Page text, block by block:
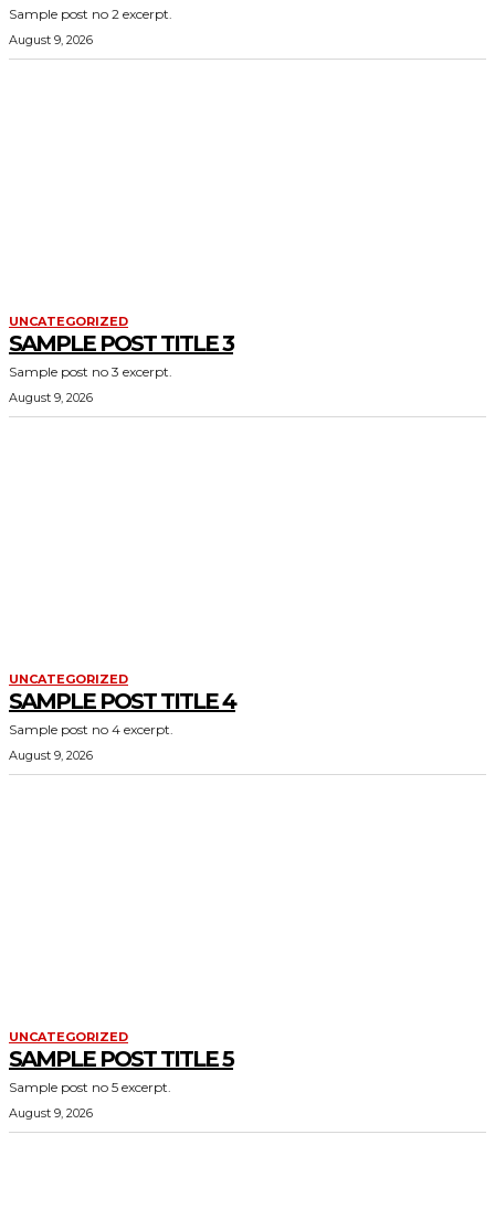
Sample post no 2 excerpt.
August 9, 2026
UNCATEGORIZED
SAMPLE POST TITLE 3
Sample post no 3 excerpt.
August 9, 2026
UNCATEGORIZED
SAMPLE POST TITLE 4
Sample post no 4 excerpt.
August 9, 2026
UNCATEGORIZED
SAMPLE POST TITLE 5
Sample post no 5 excerpt.
August 9, 2026